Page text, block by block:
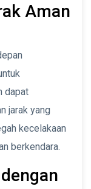
Aman
dapat
jarak yang
kecelakaan
berkendara.